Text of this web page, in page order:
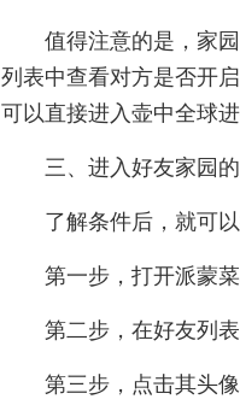
值得注意的是，家
列表中查看对方是否开
可以直接进入壶中全球进
三、进入好友家园
了解条件后，就可
第一步，打开派蒙
第二步，在好友列
第三步，点击其头